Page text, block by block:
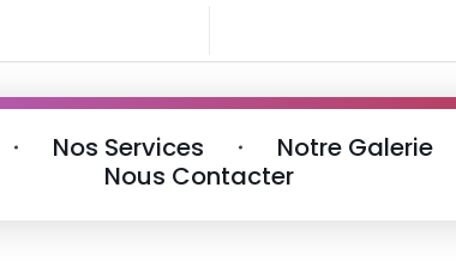
Nos Services
Notre Galerie
Nous Contacter